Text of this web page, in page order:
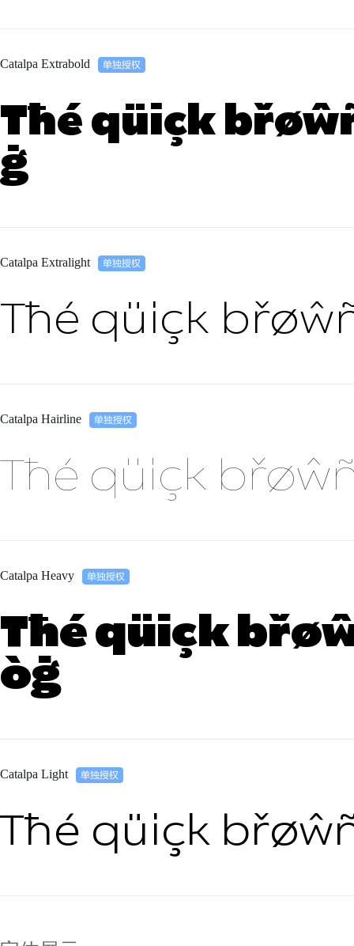
Catalpa Extrabold
Tħé qüiçk
ġ
Catalpa Extralight
Tħé qüiçk
Catalpa Hairline
Tħé qüiçk
Catalpa Heavy
Tħé qüiçk
òġ
Catalpa Light
Tħé qüiçk